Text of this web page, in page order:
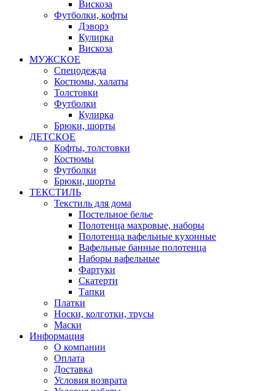
Вискоза
Футболки, кофты
Дэворэ
Кулирка
Вискоза
МУЖСКОЕ
Спецодежда
Костюмы, халаты
Толстовки
Футболки
Кулирка
Брюки, шорты
ДЕТСКОЕ
Кофты, толстовки
Костюмы
Футболки
Брюки, шорты
ТЕКСТИЛЬ
Текстиль для дома
Постельное белье
Полотенца махровые, наборы
Полотенца вафельные кухонные
Вафельные банные полотенца
Наборы вафельные
Фартуки
Скатерти
Тапки
Платки
Носки, колготки, трусы
Маски
Информация
О компании
Оплата
Доставка
Условия возврата